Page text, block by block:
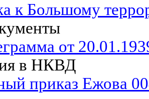
к Большому
от
в НКВД
приказ Ежова